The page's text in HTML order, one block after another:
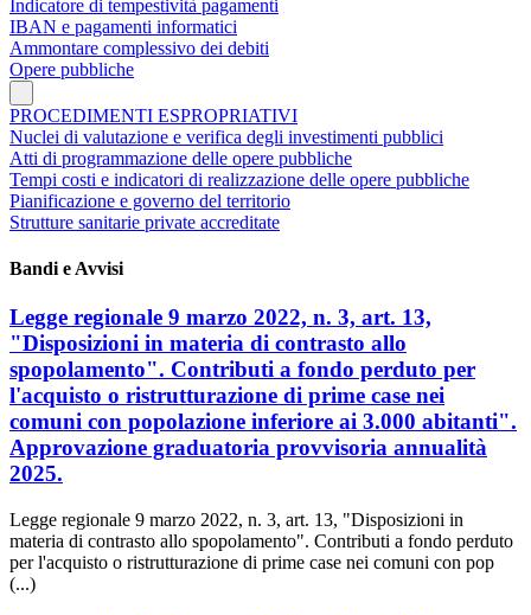
Indicatore di tempestività pagamenti
IBAN e pagamenti informatici
Ammontare complessivo dei debiti
Opere pubbliche
PROCEDIMENTI ESPROPRIATIVI
Nuclei di valutazione e verifica degli investimenti pubblici
Atti di programmazione delle opere pubbliche
Tempi costi e indicatori di realizzazione delle opere pubbliche
Pianificazione e governo del territorio
Strutture sanitarie private accreditate
Bandi e Avvisi
Legge regionale 9 marzo 2022, n. 3, art. 13,
"Disposizioni in materia di contrasto allo
spopolamento". Contributi a fondo perduto per
l'acquisto o ristrutturazione di prime case nei
comuni con popolazione inferiore ai 3.000 abitanti".
Approvazione graduatoria provvisoria annualità
2025.
Legge regionale 9 marzo 2022, n. 3, art. 13, "Disposizioni in
materia di contrasto allo spopolamento". Contributi a fondo perduto
per l'acquisto o ristrutturazione di prime case nei comuni con pop
(...)